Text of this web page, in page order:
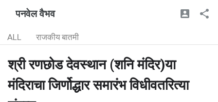
पनवेल वैभव
ALL राजकीय बातमी
श्री रणछोड देवस्थान (शनि मंदिर)या
मंदिराचा जिर्णोद्धार समारंभ विधीवतरित्या